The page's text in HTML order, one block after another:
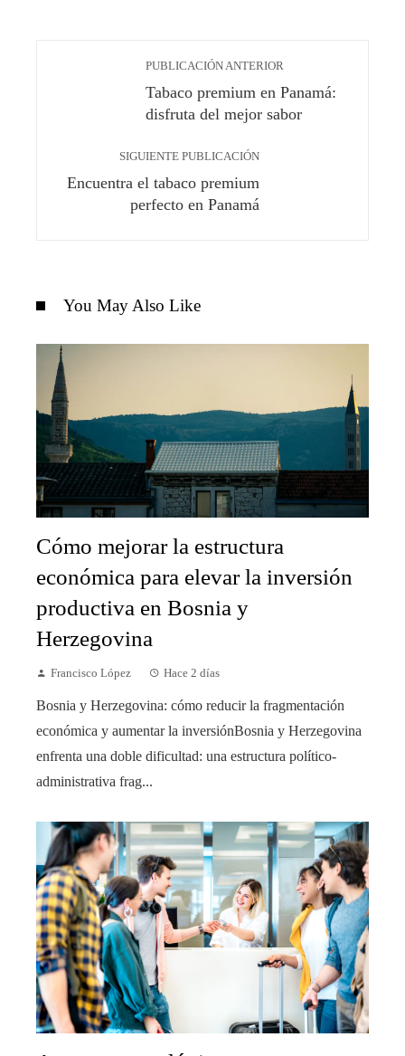
PUBLICACIÓN ANTERIOR
Tabaco premium en Panamá:
disfruta del mejor sabor
SIGUIENTE PUBLICACIÓN
Encuentra el tabaco premium
perfecto en Panamá
You May Also Like
Cómo mejorar la estructura
económica para elevar la inversión
productiva en Bosnia y
Herzegovina
Francisco López Hace 2 días
Bosnia y Herzegovina: cómo reducir la fragmentación
económica y aumentar la inversiónBosnia y Herzegovina
enfrenta una doble dificultad: una estructura político-
administrativa frag...